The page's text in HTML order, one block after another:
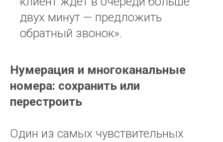
двух минут — предложить
обратный звонок».
Нумерация и многоканальные
номера: сохранить или
перестроить
Один из самых чувствительных